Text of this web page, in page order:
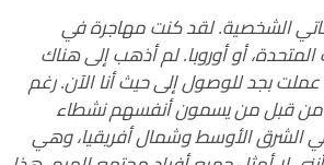
الشخصية. لقد كنت مهاجرة في
المتحدة، أو أوروبا. لم أذهب إلى هناك
بجد للوصول إلى حيث أنا الآن. رغم
من قبل من يسمون أنفسهم نشطاء
في الشرق الأوسط وشمال أفريقيا، وهي